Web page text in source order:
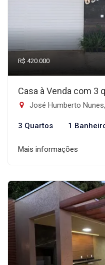
R$ 420.000
Casa à Venda com 3
José Humberto
3 Quartos 1
Mais informações